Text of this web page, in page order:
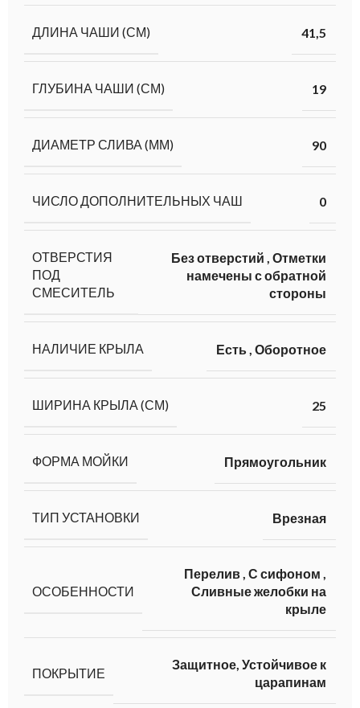
ДЛИНА ЧАШИ (СМ) 41,5
ГЛУБИНА ЧАШИ (СМ) 19
ДИАМЕТР СЛИВА (ММ) 90
ЧИСЛО ДОПОЛНИТЕЛЬНЫХ ЧАШ 0
ОТВЕРСТИЯ
ПОД
СМЕСИТЕЛЬ
Без отверстий , Отметки
намечены с обратной
стороны
НАЛИЧИЕ КРЫЛА Есть, Оборотное
ШИРИНА КРЫЛА (СМ) 25
ФОРМА МОЙКИ Прямоугольник
ТИП УСТАНОВКИ Врезная
ОСОБЕННОСТИ
Перелив, С сифоном ,
Сливные желобки на
крыле
ПОКРЫТИЕ
Защитное, Устойчивое к
царапинам